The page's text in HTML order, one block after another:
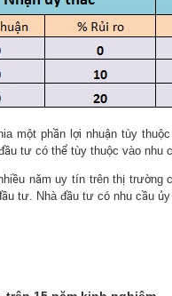
một phần lợi nhuận tùy
tư có thể tùy thuộc vào nhu
năm uy tín trên thị
tư. Nhà đầu tư có nhu cầu